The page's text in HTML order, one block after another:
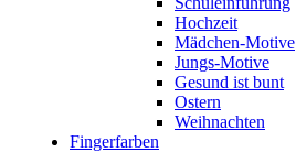
Hochzeit
Mädchen-Motive
Jungs-Motive
Gesund ist bunt
Ostern
Weihnachten
Fingerfarben